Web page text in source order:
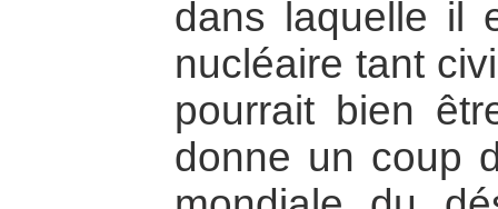
dans laquelle il
nucléaire tant
pourrait bien
donne un coup